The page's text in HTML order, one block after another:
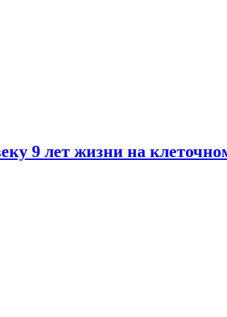
9 лет жизни на